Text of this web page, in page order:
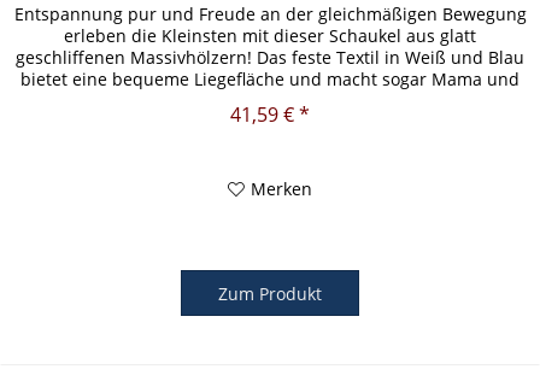
Entspannung pur und Freude an der gleichmäßigen Bewegung
erleben die Kleinsten mit dieser Schaukel aus glatt
geschliffenen Massivhölzern! Das feste Textil in Weiß und Blau
bietet eine bequeme Liegefläche und macht sogar Mama und
41,59 € *
Merken
Zum Produkt